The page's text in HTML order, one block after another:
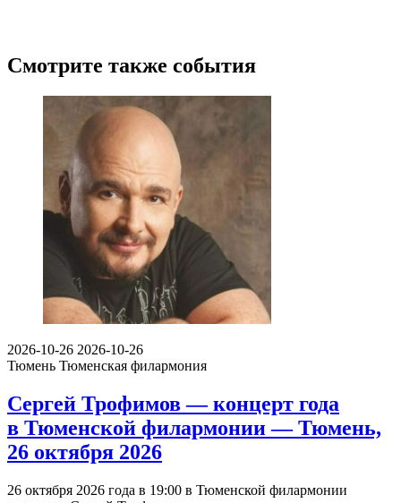
Смотрите также события
2026-10-26 2026-10-26
Тюмень Тюменская филармония
Сергей Трофимов — концерт года
в Тюменской филармонии — Тюмень,
26 октября 2026
26 октября 2026 года в 19:00 в Тюменской филармонии